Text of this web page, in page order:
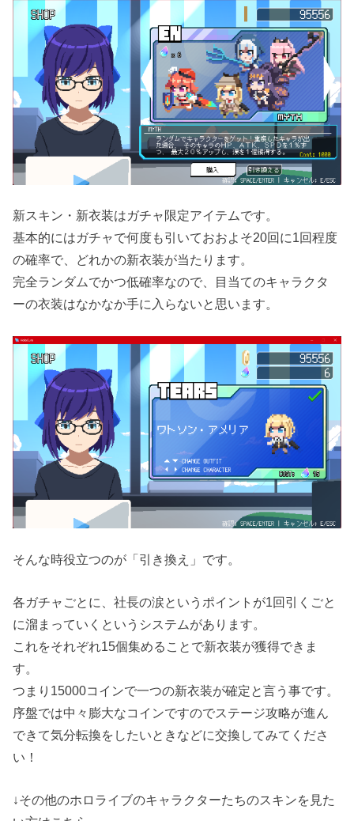
新スキン・新衣装はガチャ限定アイテムです。
基本的にはガチャで何度も引いておおよそ20回に1回程度
の確率で、どれかの新衣装が当たります。
完全ランダムでかつ低確率なので、目当てのキャラクタ
ーの衣装はなかなか手に入らないと思います。
そんな時役立つのが「引き換え」です。
各ガチャごとに、社長の涙というポイントが1回引くごと
に溜まっていくというシステムがあります。
これをそれぞれ15個集めることで新衣装が獲得できま
す。
つまり15000コインで一つの新衣装が確定と言う事です。
序盤では中々膨大なコインですのでステージ攻略が進ん
できて気分転換をしたいときなどに交換してみてくださ
い！
↓その他のホロライブのキャラクターたちのスキンを見た